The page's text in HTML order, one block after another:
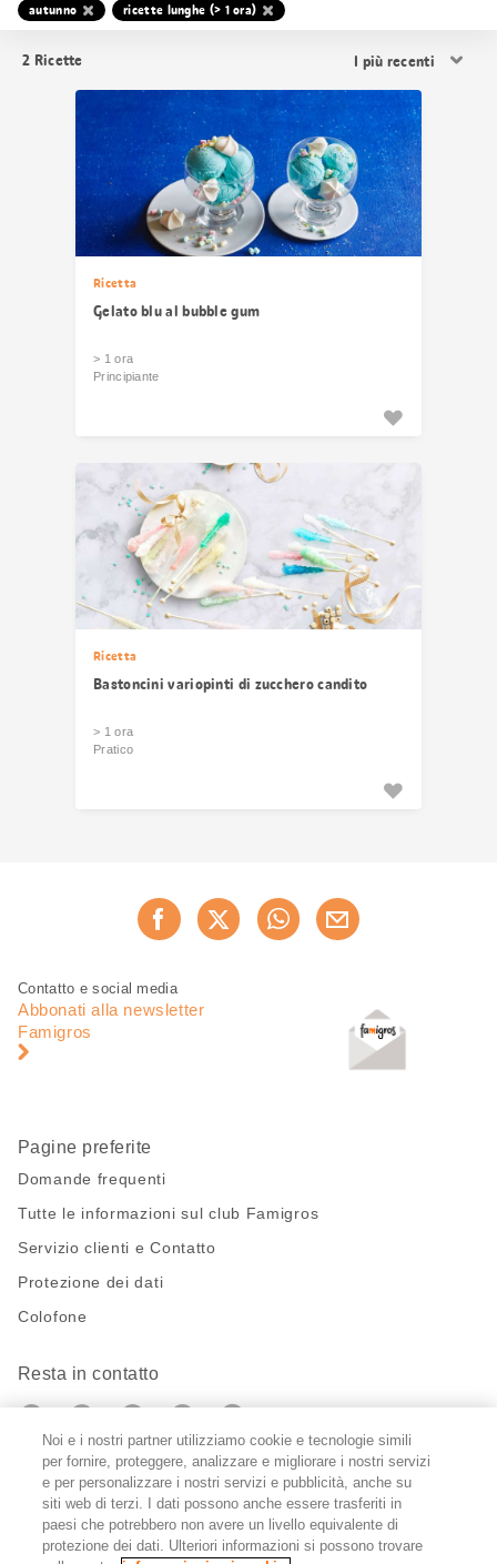
autunno ricette lunghe (> 1 ora)
2 Ricette
i
risultati
Ricetta
Gelato blu al bubble gum
> 1 ora
Principiante
Ricetta
Bastoncini variopinti di zucchero candito
> 1 ora
Pratico
Consiglia ora
Piè
pagina
Navigazione
pagina
Contatto e social media
Abbonati alla newsletter
Famigros
Pagine preferite
Domande frequenti
Tutte le informazioni sul club Famigros
Servizio clienti e Contatto
Protezione dei dati
Colofone
Resta in contatto
https://twitter.com/migros?
https://www.youtube.com/user/
PinterestInstagram
Impostazioni cookie
FR IT
Noi e i nostri partner utilizziamo cookie e tecnologie simili
per fornire, proteggere, analizzare e migliorare i nostri servizi
e per personalizzare i nostri servizi e pubblicità, anche su
siti web di terzi. I dati possono anche essere trasferiti in
paesi che potrebbero non avere un livello equivalente di
protezione dei dati. Ulteriori informazioni si possono trovare